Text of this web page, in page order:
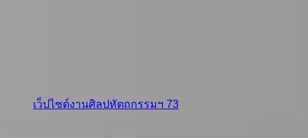
เว็ปไซต์งานศิลปหัตถกรรมฯ 73